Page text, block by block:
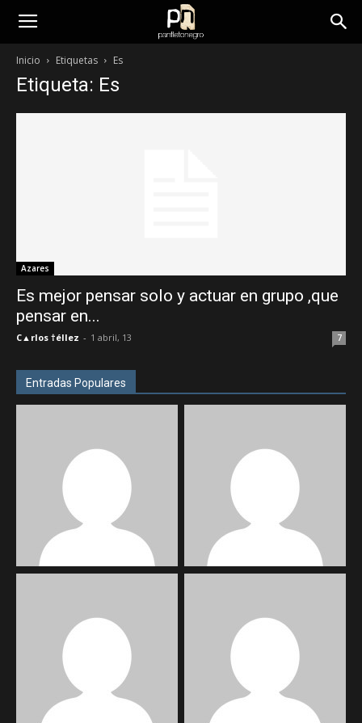
panfletonegro
Inicio Etiquetas Es
Etiqueta: Es
Azares
Es mejor pensar solo y actuar en grupo ,que
pensar en...
C▲rlos †éllez - 1 abril, 13 7
Entradas Populares